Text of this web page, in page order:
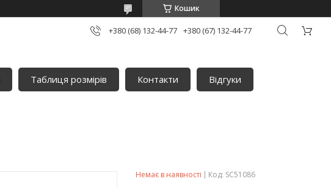
Кошик
+380 (68) 132-44-77 +380 (67) 132-44-77
Таблиця розмірів Контакти
Відгуки
Немає в наявності Код: SC51086